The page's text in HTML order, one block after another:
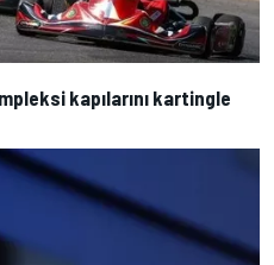
kapılarını kartingle